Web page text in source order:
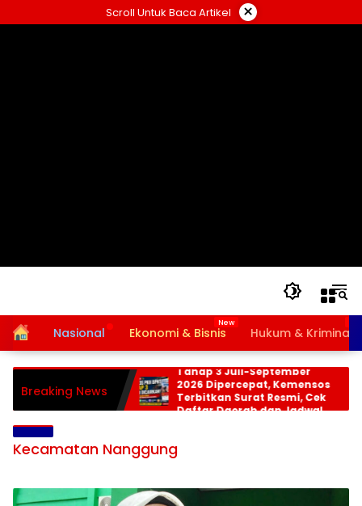
ke
Scroll Untuk Baca Artikel ×
HomeNasional Ekonomi & Bisnis Hukum & Kriminal
Breaking News
Bansos PKH dan BPNT
Tahap 3 Juli-September
2026 Dipercepat, Kemensos
Terbitkan Surat Resmi, Cek
Daftar Daerah dan Jadwal
Kecamatan Nanggung